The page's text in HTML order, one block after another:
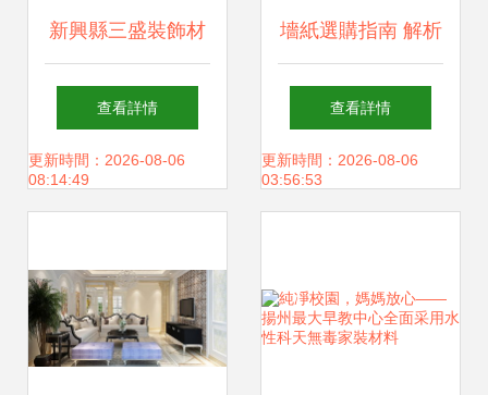
新興縣三盛裝飾材
料廠家供應 PVC地
板、塑膠地板及LP
析
查看詳情
更新時間：2026-08-06
08:14:49
墻紙選購指南 解析
米蘭時尚裂紋純紙
墻紙的魅力與應用
查看詳情
更新時間：2026-08-06
03:56:53